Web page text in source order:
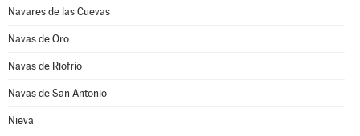
Navares de las Cuevas
Navas de Oro
Navas de Riofrío
Navas de San Antonio
Nieva